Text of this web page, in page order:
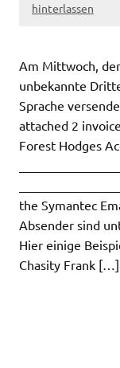
hinterlassen
Am Mittwoch,
unbekannte
Sprache
attached 2
Forest Hodges
the Symantec
Absender sind
Hier einige
Chasity Frank […]